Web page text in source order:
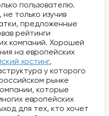
пользователю.
только изучив
предложенные
рейтинги
компаний. Хорошей
на европейских
хостинг,
у которого
рынке
которые
европейских
для тех, кто хочет